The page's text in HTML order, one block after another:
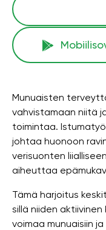
Munuaisten
vahvistamaan niitä
toimintaa.
johtaa huonoon
verisuonten
aiheuttaa
Tämä harjoitus
sillä niiden
voimaa munuaisiin